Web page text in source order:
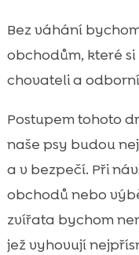
Bez váhání
obchodům, které
chovateli a
Postupem tohoto
naše psy budou
a v bezpečí. Při
obchodů nebo
zvířata bychom
jež vyhovují